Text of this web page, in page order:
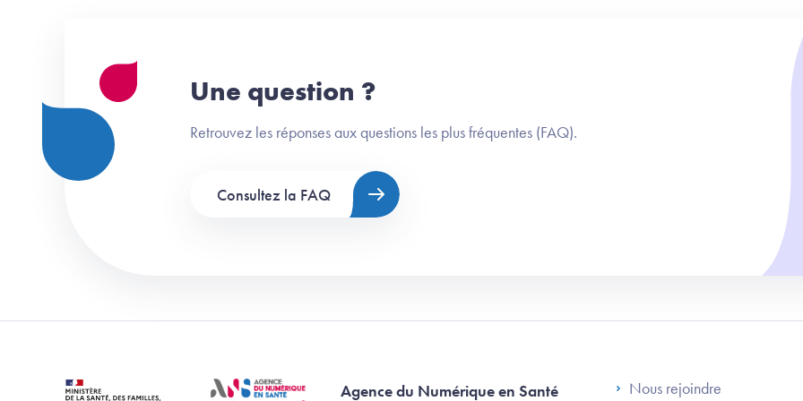
Une question ?
Retrouvez les réponses aux questions les plus fréquentes (FAQ).
Consultez la FAQ
Agence du Numérique en Santé Footer Left ANS
Nous rejoindre